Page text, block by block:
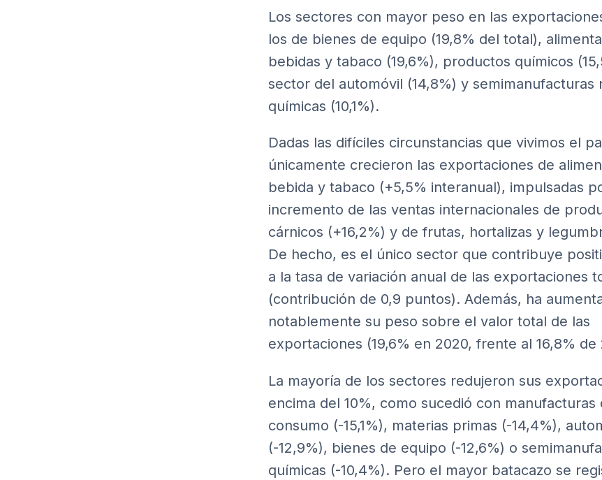
Los sectores con mayor peso en las
los de bienes de equipo (19,8% del total),
bebidas y tabaco (19,6%), productos químicos
sector del automóvil (14,8%) y semimanufacturas
químicas (10,1%).
Dadas las difíciles circunstancias que vivimos el
únicamente crecieron las exportaciones de
bebida y tabaco (+5,5% interanual), impulsadas
incremento de las ventas internacionales de
cárnicos (+16,2%) y de frutas, hortalizas y
De hecho, es el único sector que contribuye
a la tasa de variación anual de las exportaciones
(contribución de 0,9 puntos). Además, ha
notablemente su peso sobre el valor total de las
exportaciones (19,6% en 2020, frente al 16,8% de
La mayoría de los sectores redujeron sus
encima del 10%, como sucedió con manufacturas
consumo (-15,1%), materias primas (-14,4%),
(-12,9%), bienes de equipo (-12,6%) o
químicas (-10,4%). Pero el mayor batacazo se